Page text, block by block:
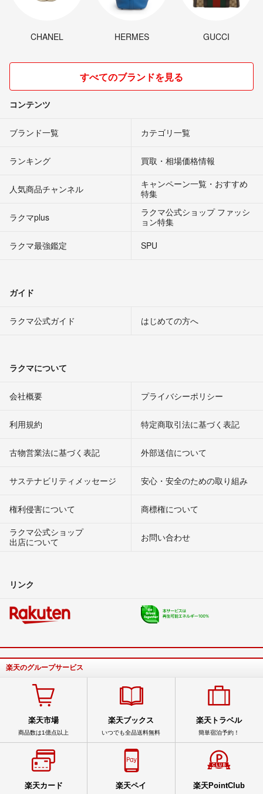
CHANEL HERMES GUCCI
すべてのブランドを見る
コンテンツ
ブランド一覧 カテゴリ一覧
ランキング 買取・相場価格情報
人気商品チャンネル
キャンペーン一覧・おすすめ
特集
ラクマplus
ラクマ公式ショップ ファッシ
ョン特集
ラクマ最強鑑定
SPU
ガイド
ラクマ公式ガイド はじめての方へ
ラクマについて
会社概要 プライバシーポリシー
利用規約 特定商取引法に基づく表記
古物営業法に基づく表記 外部送信について
サステナビリティメッセージ 安心・安全のための取り組み
権利侵害について
商標権について
ラクマ公式ショップ
出店について
お問い合わせ
リンク
楽天のグループサービス
楽天市場
商品数は1億点以上
楽天ブックス
いつでも全品送料無料
楽天トラベル
簡単宿泊予約！
楽天カード 楽天ペイ 楽天PointClub